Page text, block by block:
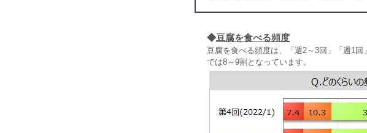
◆豆腐を食べる頻度
豆腐を食べる頻度は、「週2～3回」「週1
では8～9割となっています。